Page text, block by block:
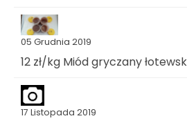
05 Grudnia 2019
12 zł/kg Miód gryczany
17 Listopada 2019